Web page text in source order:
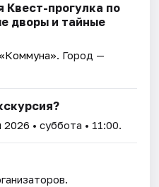
Квест-прогулка по
дворы и тайные
. Город —
2026 • суббота • 11:00.